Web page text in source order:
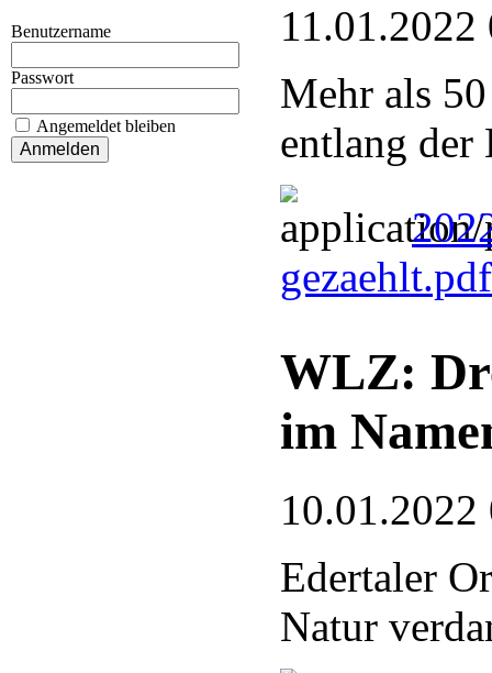
Benutzername
Passwort
Angemeldet bleiben
11.01.2022
Mehr als
entlang der
WLZ:
im
10.01.2022
Edertaler
Natur